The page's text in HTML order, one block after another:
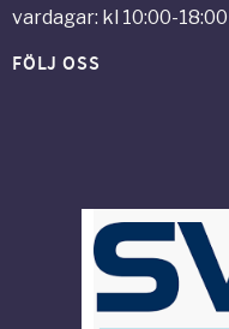
vardagar: kl 10:00-18:00
FÖLJ OSS